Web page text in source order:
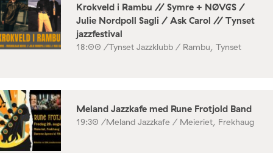
Krokveld i Rambu // Symre + NØVGS /
Julie Nordpoll Sagli / Ask Carol // Tynset
jazzfestival
18:00 /Tynset Jazzklubb / Rambu, Tynset
Meland Jazzkafe med Rune Frotjold Band
19:30 /Meland Jazzkafe / Meieriet, Frekhaug